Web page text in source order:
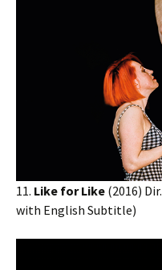
11. Like for Like (2016) Dir.
with English Subtitle)